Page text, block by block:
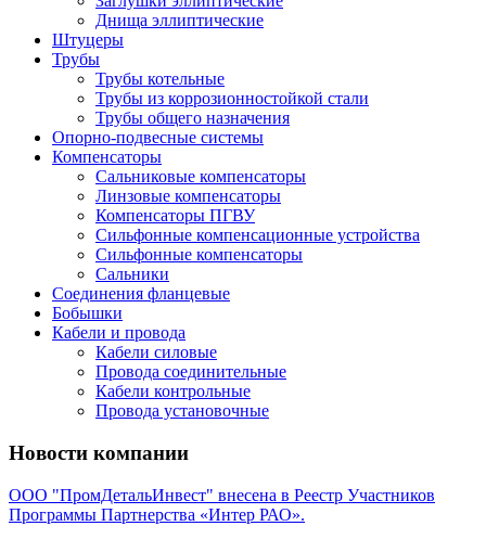
Днища эллиптические
Штуцеры
Трубы
Трубы котельные
Трубы из коррозионностойкой стали
Трубы общего назначения
Опорно-подвесные системы
Компенсаторы
Сальниковые компенсаторы
Линзовые компенсаторы
Компенсаторы ПГВУ
Сильфонные компенсационные устройства
Сильфонные компенсаторы
Сальники
Соединения фланцевые
Бобышки
Кабели и провода
Кабели силовые
Провода соединительные
Кабели контрольные
Провода установочные
Новости компании
ООО "ПромДетальИнвест" внесена в Реестр Участников
Программы Партнерства «Интер РАО».